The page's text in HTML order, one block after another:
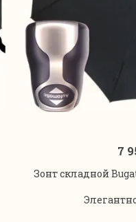
7
Зонт складной